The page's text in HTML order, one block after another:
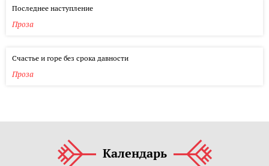
Последнее наступление
Проза
Счастье и горе без срока давности
Проза
Календарь